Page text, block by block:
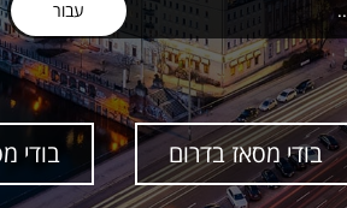
עבור
בודי מסאז בדרום בודי